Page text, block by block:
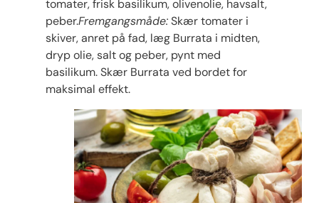
tomater, frisk basilikum, olivenolie, havsalt,
peber.Fremgangsmåde:Skær tomater i
skiver, anret på fad, læg Burrata i midten,
dryp olie, salt og peber, pynt med
basilikum. Skær Burrata ved bordet for
maksimal effekt.